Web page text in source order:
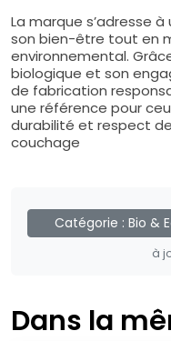
La marque s’adresse
son bien-être tout en
environnemental.
biologique et son
de fabrication
une référence pour
durabilité et respect
couchage
Catégorie : Bio &
à
Dans la